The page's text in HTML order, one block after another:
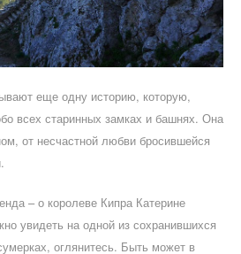
еще одну историю, которую,
всех старинных замках и башнях. Она
от несчастной любви бросившейся
– о королеве Кипра Катерине
увидеть на одной из сохранившихся
оглянитесь. Быть может в